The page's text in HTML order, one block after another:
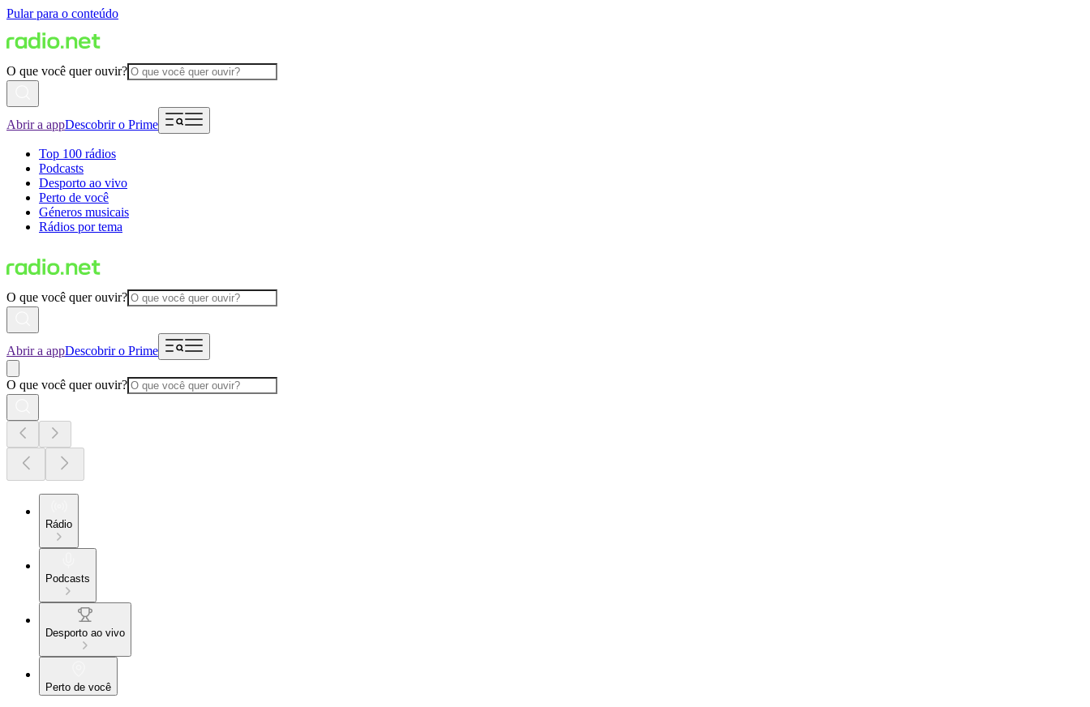
Pular para o conteúdo
O que você quer ouvir?
Abrir a appDescobrir o Prime
Top 100 rádios
Podcasts
Desporto ao vivo
Perto de você
Géneros musicais
Rádios por tema
O que você quer ouvir?
Abrir a appDescobrir o Prime
O que você quer ouvir?
Rádio
Podcasts
Desporto ao vivo
Perto de você